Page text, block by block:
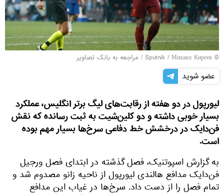
© Sputnik / Михаил Киреев
/ مراجعه به بانک تصاویر
عضو شوید
لیورپول در دو هفته از رقابت‌های لیگ برتر انگلیس، عملکرد
بسیار خوبی داشته و دو کلین‌شیت به ثبت رسانده که نقش
فن‌دایک در درخشش خط دفاعی سرخ‌ها بسیار مهم بوده
است.
به گزارش اسپوتنیک، فصل گذشته در ابتدای فصل ورجیل
فن‌دایک مدافع هالندی لیورپول از ناحیه زانو مصدوم شد و
تمام فصل را از دست داد. سرخ‌ها در غیاب این مدافع